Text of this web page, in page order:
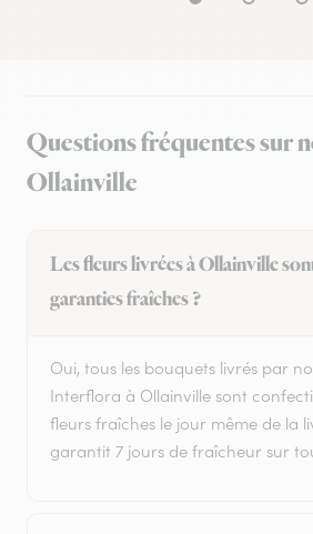
Questions fréquentes sur
Ollainville
Les fleurs livrées à Ollainville
garanties fraîches ?
Oui, tous les bouquets livrés par
Interflora à Ollainville sont
fleurs fraîches le jour même de la
garantit 7 jours de fraîcheur sur